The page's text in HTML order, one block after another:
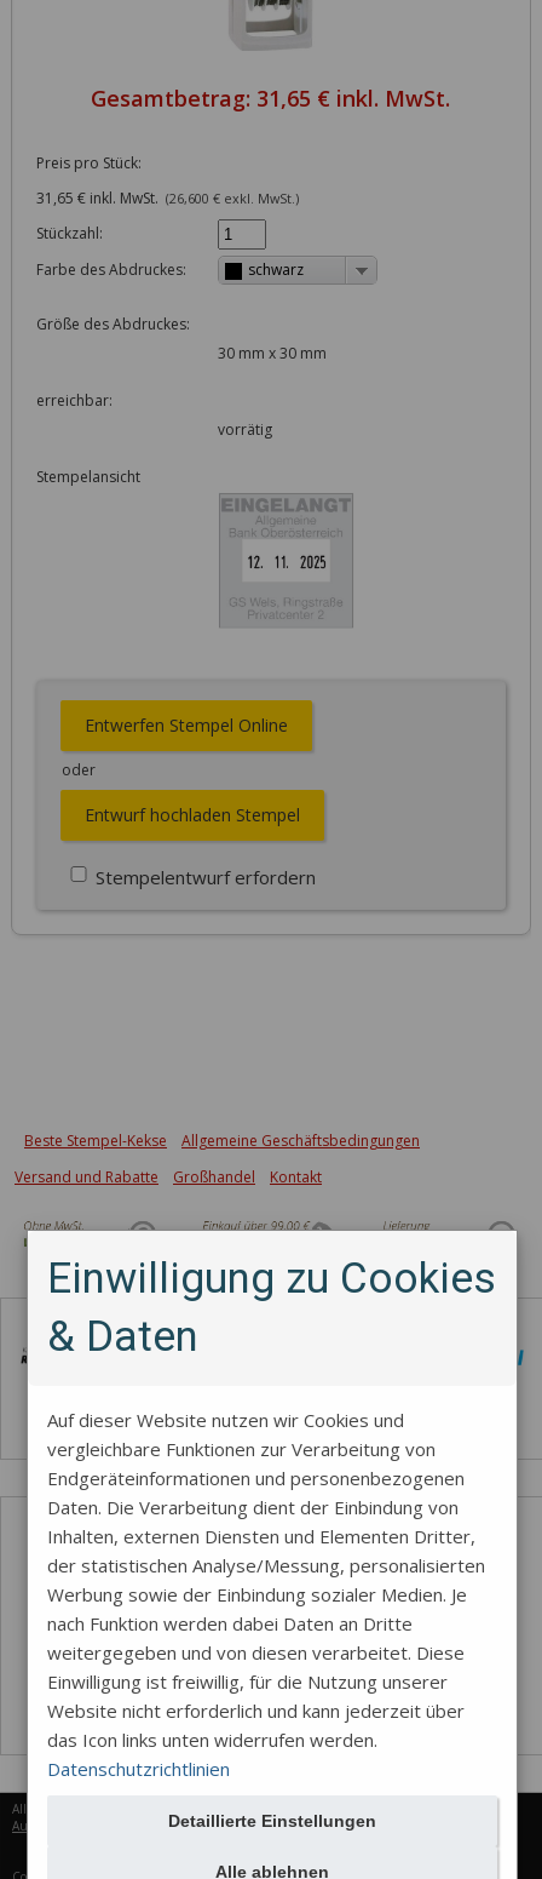
Gesamtbetrag: 31,65 € inkl. MwSt.
Preis pro Stück:
31,65 € inkl. MwSt. (26,600 € exkl. MwSt.)
Stückzahl:
Farbe des Abdruckes:
schwarz
Größe des Abdruckes:
30 mm x 30 mm
erreichbar:
vorrätig
Stempelansicht
Entwerfen Stempel Online
oder
Entwurf hochladen Stempel
Stempelentwurf erfordern
Beste Stempel-Kekse
Allgemeine Geschäftsbedingungen
Versand und Rabatte
Großhandel Kontakt
Alle Rechte vorbehalten © 2026
Aureus Services
Einwilligung zu Cookies
& Daten
Auf dieser Website nutzen wir Cookies und
vergleichbare Funktionen zur Verarbeitung von
Endgeräteinformationen und personenbezogenen
Daten. Die Verarbeitung dient der Einbindung von
Inhalten, externen Diensten und Elementen Dritter,
der statistischen Analyse/Messung, personalisierten
Werbung sowie der Einbindung sozialer Medien. Je
nach Funktion werden dabei Daten an Dritte
weitergegeben und von diesen verarbeitet. Diese
Einwilligung ist freiwillig, für die Nutzung unserer
Website nicht erforderlich und kann jederzeit über
das Icon links unten widerrufen werden.
Datenschutzrichtlinien
Detaillierte Einstellungen
Alle ablehnen